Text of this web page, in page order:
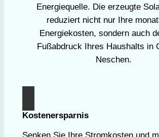
Energiequelle. Die erzeugte
reduziert nicht nur Ihre
Energiekosten, sondern auch
Fußabdruck Ihres Haushalts in
Neschen.
Kostenersparnis